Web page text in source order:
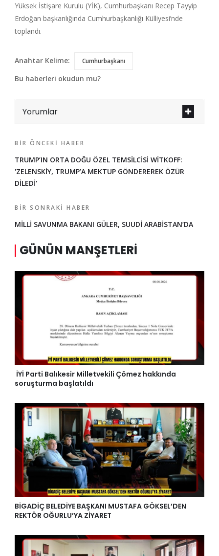
Yüksek İstişare Kurulu (YİK), Cumhurbaşkanı Recep Tayyip
Erdoğan başkanlığında Cumhurbaşkanlığı Külliyesi’nde
toplandı.
Anahtar Kelime: Cumhurbaşkanı
Bu haberleri okudun mu?
Yorumlar
BIR ÖNCEKI HABER
TRUMP’IN ORTA DOĞU ÖZEL TEMSİLCİSİ WİTKOFF:
'ZELENSKİY, TRUMP’A MEKTUP GÖNDEREREK ÖZÜR
DİLEDİ'
BIR SONRAKI HABER
MİLLİ SAVUNMA BAKANI GÜLER, SUUDİ ARABİSTAN’DA
GÜNÜN MANŞETLERI
İYİ Parti Balıkesir Milletvekili Çömez hakkında
soruşturma başlatıldı
BİGADİÇ BELEDİYE BAŞKANI MUSTAFA GÖKSEL’DEN
REKTÖR OĞURLU’YA ZİYARET